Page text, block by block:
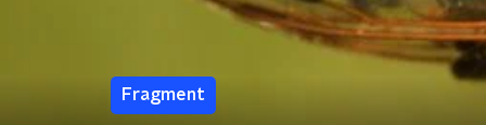
Fragment